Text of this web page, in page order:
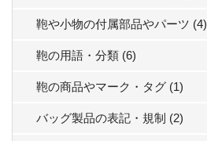
鞄や小物の付属部品やパーツ (4)
鞄の用語・分類 (6)
鞄の商品やマーク・タグ (1)
バッグ製品の表記・規制 (2)